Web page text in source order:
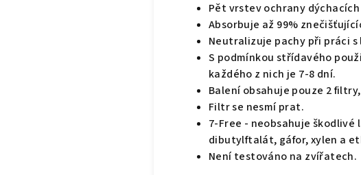
Pět vrstev ochrany
Absorbuje až 99%
Neutralizuje pachy při práci
S podmínkou střídavého
každého z nich je 7-8 dní.
Balení obsahuje pouze 2
Filtr se nesmí prat.
7-Free - neobsahuje
dibutylftalát, gáfor, xylen a
Není testováno na zvířatech.